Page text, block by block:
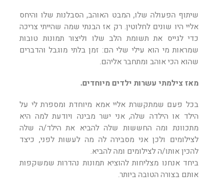
שיתוף הפעולה שלו, המבט האוהב, הסבלנות שלו והיחס
אליי היו שונים לחלוטין. רק אז הבנתי שמה שהייתי צריכה
כדי לגייס את תשומת הלב שלו וליצור תמונות טובות
שמראות מי הוא עילי שלי הם: זמן בלתי מוגבל והדברים
שהוא הכי אוהב ומתחבר אליהם.
מאז צילמתי עשרות ילדים מיוחדים.
בכל פעם שמתקשרת אליי אמא מיוחדת ומספרת לי על
הילד או הילדה שלה, אני ישר מבינה ויודעת למה היא
מתכוונת ומה החששות שלה להביא את הילד/ה שלה
לצילומים ולכן אני מסבירה לה מה לעשות לפני, כיצד
להכין אותו/ה לצילומים ומה להביא.
ביחד אנחנו מצליחות להוציא תמונות נהדרות שמשקפות
אותם בצורה הטובה ביותר.